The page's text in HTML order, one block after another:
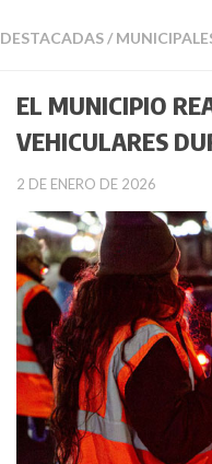
DESTACADAS/
EL MUNICIPIO
VEHICULARES
2 DE ENERO DE 2026